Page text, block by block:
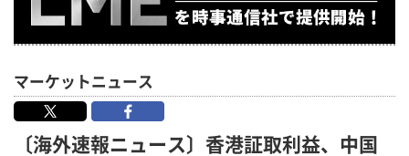
マーケットニュース
〔海外速報ニュース〕香港証取利益、中国